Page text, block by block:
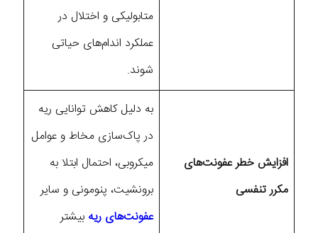
متابولیکی و اختلال در
عملکرد اندام‌های حیاتی
شوند.
افزایش خطر عفونت‌های
مکرر تنفسی
به دلیل کاهش توانایی ریه
در پاک‌سازی مخاط و عوامل
میکروبی، احتمال ابتلا به
برونشیت، پنومونی و سایر
عفونت‌های ریه بیشتر